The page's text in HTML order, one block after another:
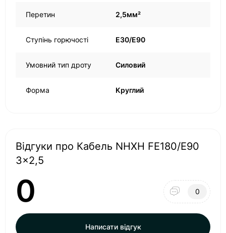
Перетин 2,5мм²
Ступінь горючості Е30/Е90
Умовний тип дроту Силовий
Форма Круглий
Відгуки про Кабель NHXH FE180/E90
3x2,5
0 0
Написати відгук